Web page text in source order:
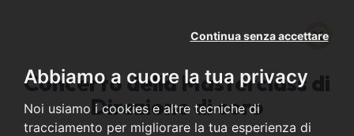
Abbiamo a cuore la tua privacy
Noi usiamo i cookies e altre tecniche di
tracciamento per migliorare la tua esperienza di
Continua senza accettare
Concerto della Masterclass di
Direzione di coro